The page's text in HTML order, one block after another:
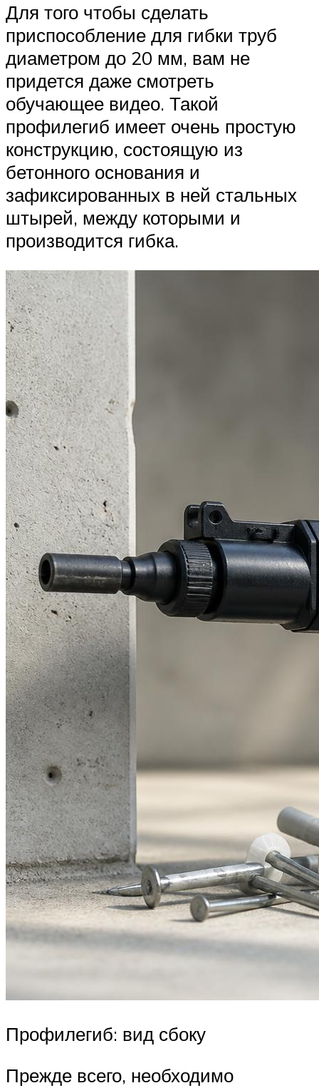
Для того чтобы сделать
приспособление для гибки труб
диаметром до 20 мм, вам не
придется даже смотреть
обучающее видео. Такой
профилегиб имеет очень простую
конструкцию, состоящую из
бетонного основания и
зафиксированных в ней стальных
штырей, между которыми и
производится гибка.
Профилегиб: вид сбоку
Прежде всего, необходимо